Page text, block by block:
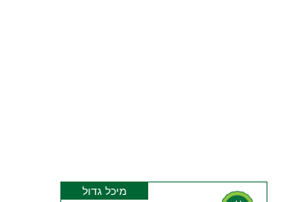
מיכל גדול